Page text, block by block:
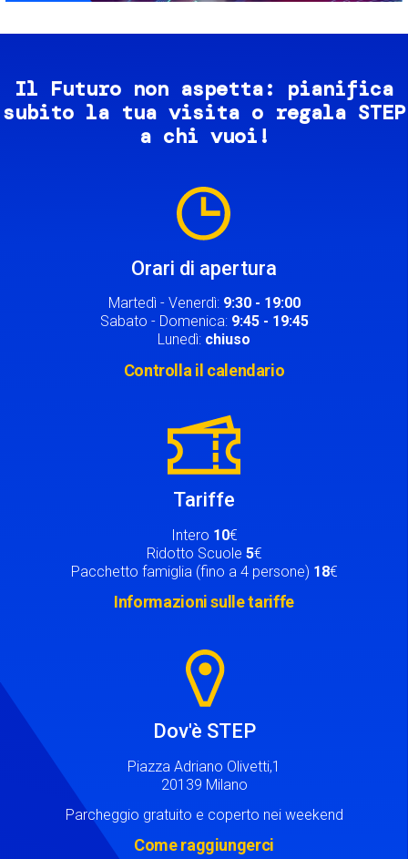
Il Futuro non aspetta: pianifica
subito la tua visita o regala STEP
a chi vuoi!
Orari di apertura
Martedì - Venerdì: 9:30 - 19:00
Sabato - Domenica: 9:45 - 19:45
Lunedì: chiuso
Controlla il calendario
Tariffe
Intero 10€
Ridotto Scuole 5€
Pacchetto famiglia (fino a 4 persone) 18€
Informazioni sulle tariffe
Dov'è STEP
Piazza Adriano Olivetti,1
20139 Milano
Parcheggio gratuito e coperto nei weekend
Come raggiungerci